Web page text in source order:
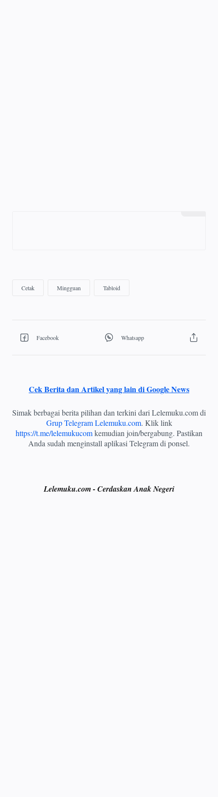
Cek Berita dan Artikel yang lain di Google News
Simak berbagai berita pilihan dan terkini dari Lelemuku.com di
Grup Telegram Lelemuku.com. Klik link
https://t.me/lelemukucomkemudian join/bergabung. Pastikan
Anda sudah menginstall aplikasi Telegram di ponsel.
Lelemuku.com - Cerdaskan Anak Negeri